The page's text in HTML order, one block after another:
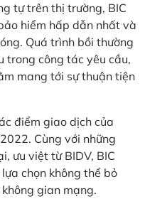
tự trên thị trường, BIC
hiểm hấp dẫn nhất và
Quá trình bồi thường
trong công tác yêu cầu,
mang tới sự thuận tiện
điểm giao dịch của
Cùng với những
ưu việt từ BIDV, BIC
chọn không thể bỏ
gian mạng.